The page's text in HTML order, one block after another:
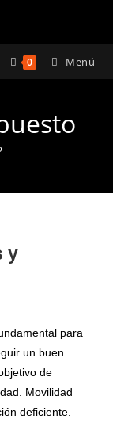
0 Menú
y
para
un buen
de
Movilidad
deficiente.